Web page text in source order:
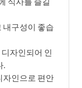
내구성이 좋습
자인되어 인
자인으로 편안